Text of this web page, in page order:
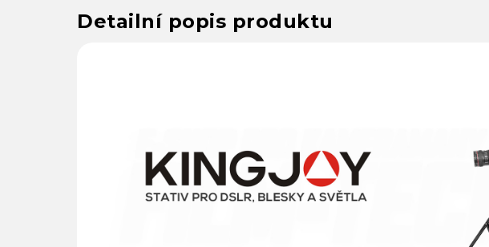
Detailní popis produktu